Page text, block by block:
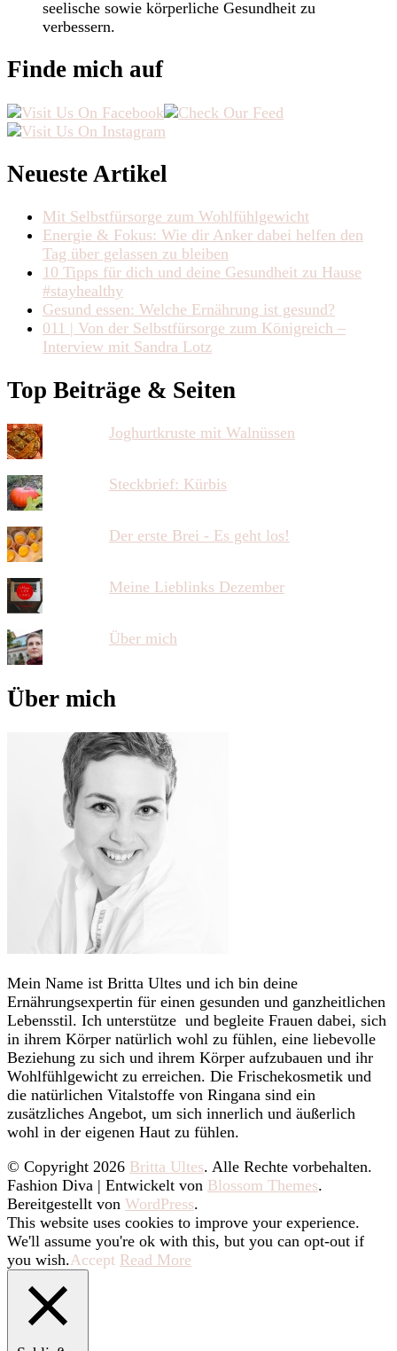
seelische sowie körperliche Gesundheit zu
verbessern.
Finde mich auf
Neueste Artikel
Mit Selbstfürsorge zum Wohlfühlgewicht
Energie & Fokus: Wie dir Anker dabei helfen den
Tag über gelassen zu bleiben
10 Tipps für dich und deine Gesundheit zu Hause
#stayhealthy
Gesund essen: Welche Ernährung ist gesund?
011 | Von der Selbstfürsorge zum Königreich –
Interview mit Sandra Lotz
Top Beiträge & Seiten
Joghurtkruste mit Walnüssen
Steckbrief: Kürbis
Der erste Brei - Es geht los!
Meine Lieblinks Dezember
Über mich
Über mich
Mein Name ist Britta Ultes und ich bin deine
Ernährungsexpertin für einen gesunden und ganzheitlichen
Lebensstil. Ich unterstütze und begleite Frauen dabei, sich
in ihrem Körper natürlich wohl zu fühlen, eine liebevolle
Beziehung zu sich und ihrem Körper aufzubauen und ihr
Wohlfühlgewicht zu erreichen. Die Frischekosmetik und
die natürlichen Vitalstoffe von Ringana sind ein
zusätzliches Angebot, um sich innerlich und äußerlich
wohl in der eigenen Haut zu fühlen.
© Copyright 2026 Britta Ultes. Alle Rechte vorbehalten.
Fashion Diva | Entwickelt von Blossom Themes.
Bereitgestellt von WordPress.
This website uses cookies to improve your experience.
We'll assume you're ok with this, but you can opt-out if
you wish.Accept Read More